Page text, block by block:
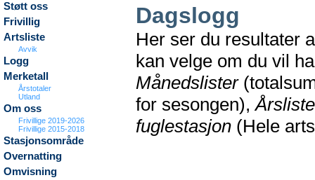
Støtt oss
Frivillig
Artsliste
Avvik
Logg
Merketall
Årstotaler
Utland
Om oss
Frivillige 2019-2026
Frivillige 2015-2018
Stasjonsområde
Overnatting
Omvisning
Dagslogg
Her ser du resultater
kan velge om du vil
Månedslister
for sesongen),
fuglestasjon (Hele